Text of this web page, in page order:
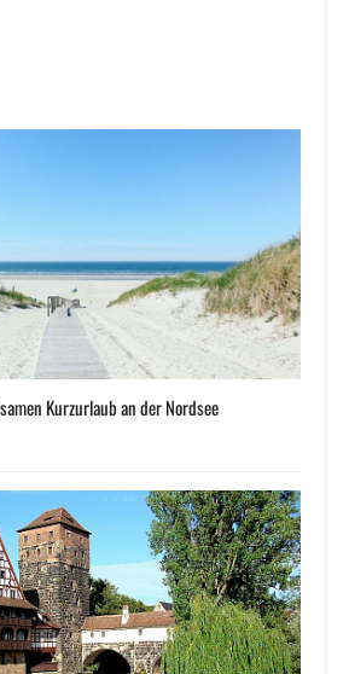
Kurzurlaub an der Nordsee